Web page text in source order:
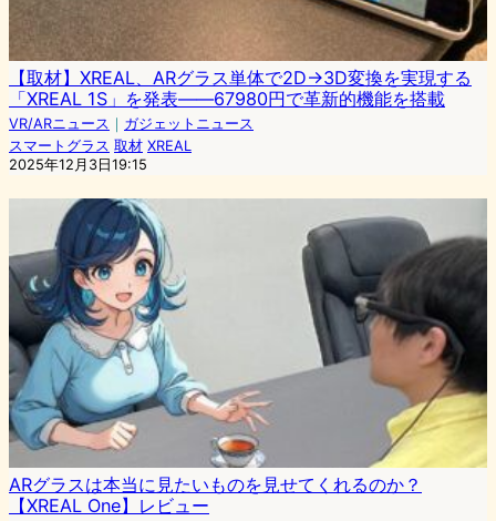
【取材】XREAL、ARグラス単体で2D→3D変換を実現する
「XREAL 1S」を発表――67980円で革新的機能を搭載
VR/ARニュース ｜ ガジェットニュース
スマートグラス 取材 XREAL
2025年12月3日19:15
ARグラスは本当に見たいものを見せてくれるのか？
【XREAL One】レビュー